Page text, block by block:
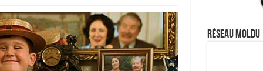
Réseau moldu